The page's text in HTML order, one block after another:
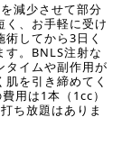
減少させて部分
く、お手軽に受け
してから3日く
す。BNLS注射な
タイムや副作用が
を引き締めてく
用は1本（1cc）
ち放題はありま